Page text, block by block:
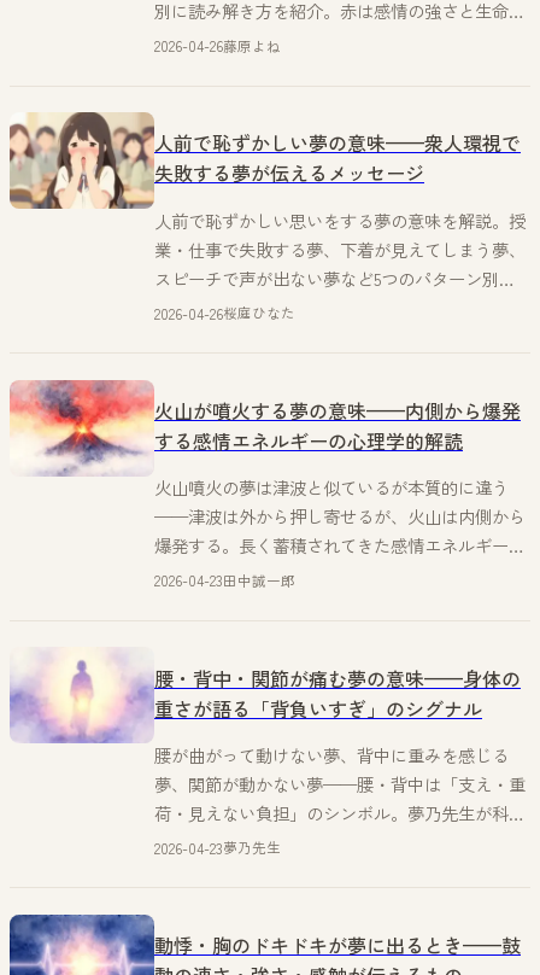
別に読み解き方を紹介。赤は感情の強さと生命力
のシンボル。
2026-04-26藤原よね
人前で恥ずかしい夢の意味——衆人環視で
失敗する夢が伝えるメッセージ
人前で恥ずかしい思いをする夢の意味を解説。授
業・仕事で失敗する夢、下着が見えてしまう夢、
スピーチで声が出ない夢など5つのパターン別
に、今の自分の状態と気持ちの読み解き方をお届
2026-04-26桜庭ひなた
火山が噴火する夢の意味——内側から爆発
する感情エネルギーの心理学的解読
火山噴火の夢は津波と似ているが本質的に違う
——津波は外から押し寄せるが、火山は内側から
爆発する。長く蓄積されてきた感情エネルギーが
限界に達したサイン。田中誠一郎が科学的根拠で
2026-04-23田中誠一郎
腰・背中・関節が痛む夢の意味——身体の
重さが語る「背負いすぎ」のシグナル
腰が曲がって動けない夢、背中に重みを感じる
夢、関節が動かない夢——腰・背中は「支え・重
荷・見えない負担」のシンボル。夢乃先生が科学
的根拠を踏まえてズバッと解読する。
2026-04-23夢乃先生
動悸・胸のドキドキが夢に出るとき——鼓